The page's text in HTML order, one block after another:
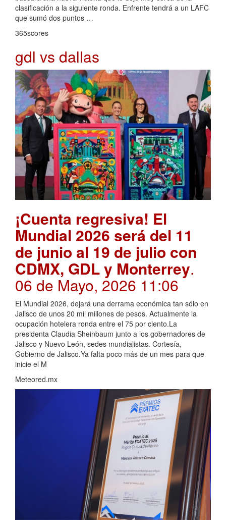
clasificación a la siguiente ronda. Enfrente tendrá a un LAFC
que sumó dos puntos …
365scores
gdl vs dallas
¡Cuenta regresiva! El
Mundial 2026 será del 11
de junio al 19 de julio con
CDMX, GDL y Monterrey.
06 de Mayo, 2026 11:06
El Mundial 2026, dejará una derrama económica tan sólo en
Jalisco de unos 20 mil millones de pesos. Actualmente la
ocupación hotelera ronda entre el 75 por ciento.La
presidenta Claudia Sheinbaum junto a los gobernadores de
Jalisco y Nuevo León, sedes mundialistas. Cortesía,
Gobierno de Jalisco.Ya falta poco más de un mes para que
inicie el M
Meteored.mx